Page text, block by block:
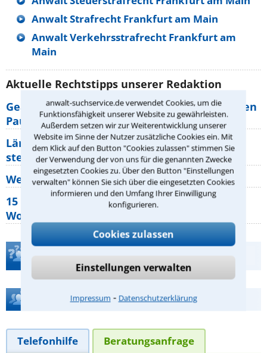
anwalt-suchservice.de verwendet Cookies, um die
Funktionsfähigkeit unserer Website zu gewährleisten.
Außerdem setzen wir zur Weiterentwicklung unserer
Website im Sinne der Nutzer zusätzliche Cookies ein. Mit
dem Klick auf den Button "Cookies zulassen" stimmen Sie
der Verwendung der von uns für die genannten Zwecke
eingesetzten Cookies zu. Über den Button "Einstellungen
verwalten" können Sie sich über die eingesetzten Cookies
informieren und den Umfang Ihrer Einwilligung
konfigurieren.
Cookies zulassen
Einstellungen verwalten
Impressum ⁃ Datenschutzerklärung
Anwalt Strafrecht Frankfurt am Main
Anwalt Verkehrsstrafrecht Frankfurt am
Main
Aktuelle Rechtstipps unserer Redaktion
Geänderte Abflugzeiten: Welche Rechte haben
Pauschalurlauber?
Lärm von den Nachbarn: Welche Rechte
stehen mir zu?
Wer muss Zweitwohnungssteuer zahlen?
15 elementare Rechte, die jeder
Wohnungseigentümer kennen sollte
Teste Dein Rechtswissen
Hilfe bei Ihrer Anwaltsuche?
Telefonhilfe Beratungsanfrage